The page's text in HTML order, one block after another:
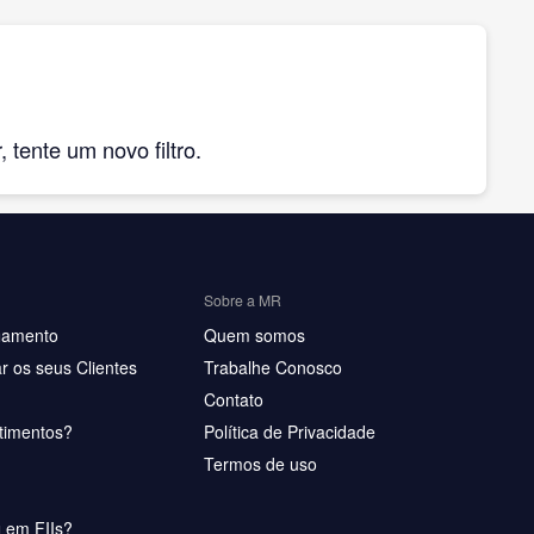
tente um novo filtro.
os seus Clientes
em FIIs?
Sobre a MR
Quem somos
Trabalhe Conosco
Contato
Política de Privacidade
Termos de uso